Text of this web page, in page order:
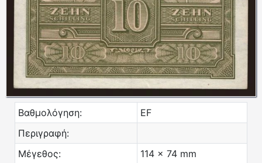
Βαθμολόγηση:
EF
Περιγραφή:
Μέγεθος:
114 x 74 mm